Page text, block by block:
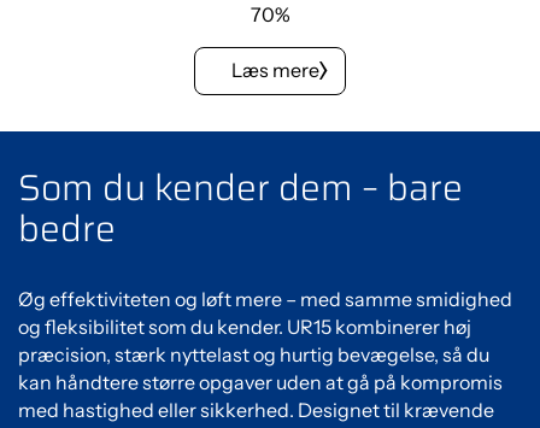
70%
Læs mere
Som du kender dem – bare
bedre
Øg effektiviteten og løft mere – med samme smidighed
og fleksibilitet som du kender. UR15 kombinerer høj
præcision, stærk nyttelast og hurtig bevægelse, så du
kan håndtere større opgaver uden at gå på kompromis
med hastighed eller sikkerhed. Designet til krævende